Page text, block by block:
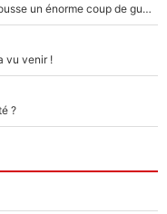
Victime de racisme contre Murray, Kyrgios pousse un énorme coup de gueule !
vu venir !
?